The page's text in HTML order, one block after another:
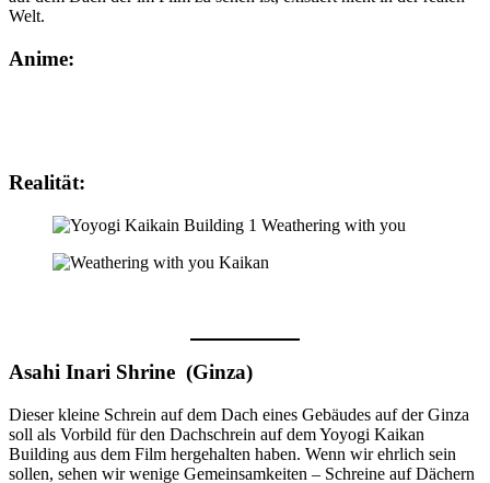
Welt.
Anime:
Realität:
Asahi Inari Shrine (Ginza)
Dieser kleine Schrein auf dem Dach eines Gebäudes auf der Ginza
soll als Vorbild für den Dachschrein auf dem Yoyogi Kaikan
Building aus dem Film hergehalten haben. Wenn wir ehrlich sein
sollen, sehen wir wenige Gemeinsamkeiten – Schreine auf Dächern